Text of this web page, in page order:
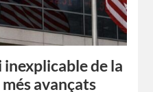
de la
avançats